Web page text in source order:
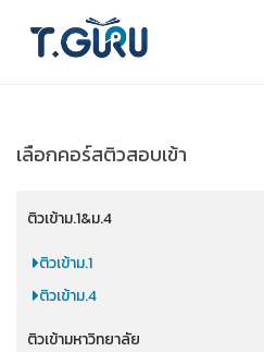
เลือกคอร์สติวสอบเข้า
ติวเข้าม.1&ม.4
ติวเข้าม.1
ติวเข้าม.4
ติวเข้ามหาวิทยาลัย